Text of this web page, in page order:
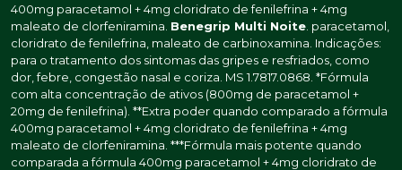
400mg paracetamol + 4mg cloridrato de fenilefrina + 4mg
maleato de clorfeniramina. Benegrip Multi Noite . paracetamol,
cloridrato de fenilefrina, maleato de carbinoxamina. Indicações:
para o tratamento dos sintomas das gripes e resfriados, como
dor, febre, congestão nasal e coriza. MS 1.7817.0868. *Fórmula
com alta concentração de ativos (800mg de paracetamol +
20mg de fenilefrina). **Extra poder quando comparado a fórmula
400mg paracetamol + 4mg cloridrato de fenilefrina + 4mg
maleato de clorfeniramina. ***Fórmula mais potente quando
comparada a fórmula 400mg paracetamol + 4mg cloridrato de